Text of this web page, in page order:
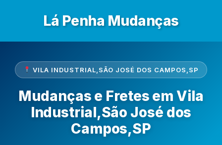
Lá Penha Mudanças
VILA INDUSTRIAL,SÃO JOSÉ DOS CAMPOS,SP
Mudanças e Fretes em Vila
Industrial,São José dos
Campos,SP